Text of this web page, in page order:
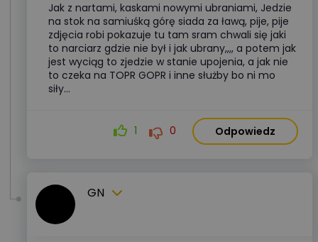
Jak z nartami, kaskami nowymi ubraniami, Jedzie
na stok na samiuśką górę siada za ławą, pije, pije
zdjęcia robi pokazuje tu tam sram chwali się jaki
to narciarz gdzie nie był i jak ubrany,,,, a potem jak
jest wyciąg to zjedzie w stanie upojenia, a jak nie
to czeka na TOPR GOPR i inne służby bo ni mo
siły...
1 0 Odpowiedz
GN